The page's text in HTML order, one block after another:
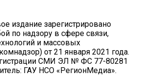
издание зарегистрировано
по надзору в сфере связи,
и массовых
от 21 января 2021 года.
СМИ ЭЛ № ФС 77-80281
ГАУ НСО «РегионМедиа».